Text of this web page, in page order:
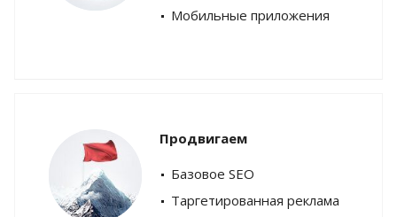
Мобильные приложения
Продвигаем
Базовое SEO
Таргетированная реклама